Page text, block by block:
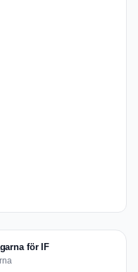
för IF